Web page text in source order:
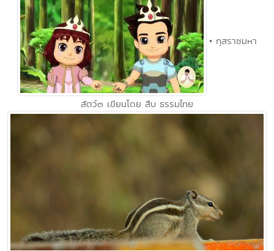
• กุสราชมหา
สัตว์๓ เขียนโดย สืบ ธรรมไทย